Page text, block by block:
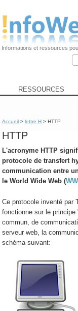
Informations et ressources
RESSOURCES
Accueil >lettre H > HTTP
HTTP
L'acronyme HTTP
protocole de transfert
communication entre
le World Wide Web (
Ce protocole inventé par
fonctionne sur le principe
commun, de
serveur web, la
schéma suivant: